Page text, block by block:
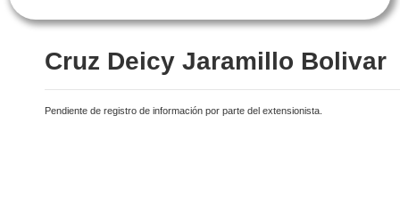
Cruz Deicy Jaramillo Bolivar
Pendiente de registro de información por parte del extensionista.